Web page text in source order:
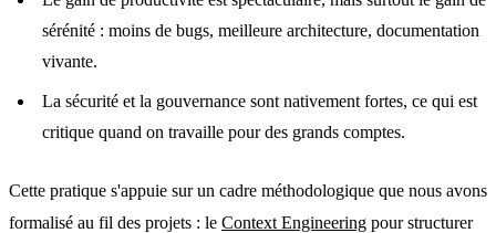
sérénité : moins de bugs, meilleure architecture, documentation
vivante.
La sécurité et la gouvernance sont nativement fortes, ce qui est
critique quand on travaille pour des grands comptes.
Cette pratique s'appuie sur un cadre méthodologique que nous avons
formalisé au fil des projets : le Context Engineering pour structurer